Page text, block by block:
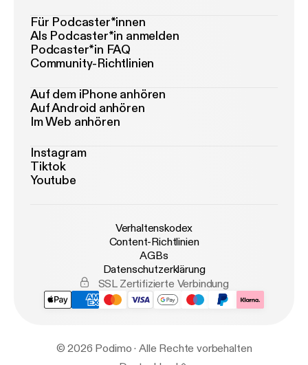
Für Podcaster*innen
Als Podcaster*in anmelden
Podcaster*in FAQ
Community-Richtlinien
Auf dem iPhone anhören
Auf Android anhören
Im Web anhören
Instagram
Tiktok
Youtube
Verhaltenskodex
Content-Richtlinien
AGBs
Datenschutzerklärung
SSL Zertifizierte Verbindung
© 2026 Podimo · Alle Rechte vorbehalten